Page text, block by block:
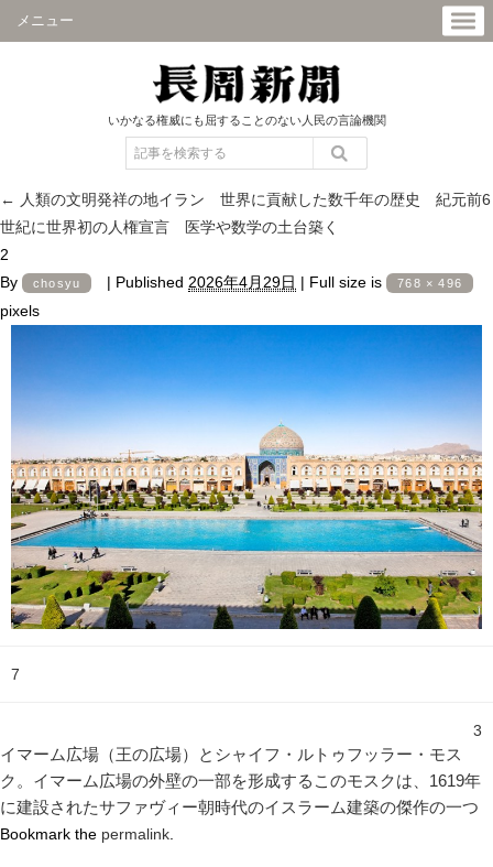
メニュー
いかなる権威にも屈することのない人民の言論機関
← 人類の文明発祥の地イラン 世界に貢献した数千年の歴史 紀元前6
世紀に世界初の人権宣言 医学や数学の土台築く
2
By
chosyu | Published 2026年4月29日 | Full size is 768 × 496
pixels
7
3
イマーム広場（王の広場）とシャイフ・ルトゥフッラー・モス
ク。イマーム広場の外壁の一部を形成するこのモスクは、1619年
に建設されたサファヴィー朝時代のイスラーム建築の傑作の一つ
Bookmark the permalink